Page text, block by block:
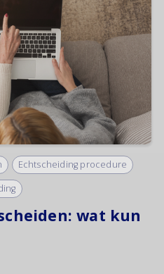
Echtscheiding procedure
wat kun